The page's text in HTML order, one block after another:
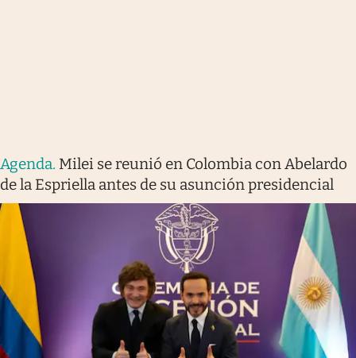
Agenda. Milei se reunió en Colombia con Abelardo
de la Espriella antes de su asunción presidencial